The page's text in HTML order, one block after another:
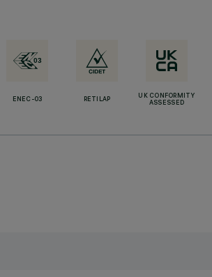
ENEC-03 RETILAP
UK CONFORMITY
ASSESSED